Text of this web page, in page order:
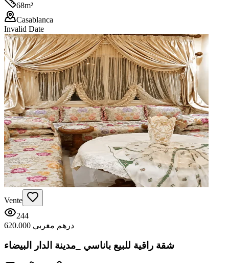
68m²
Casablanca
Invalid Date
Vente
244
620.000 درهم مغربي
شقة راقية للبيع باناسي _مدينة الدار البيضاء